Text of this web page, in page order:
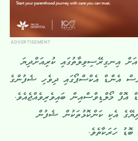
ADVERTISEMENT
މިމަހުގެ 16 އިން 19 އަށް އިނގިރޭސިވިލާތުގައި ކުރިއަށްދިޔަ
އެންޑް އެކްސްޕޯގައި ދިވެހި ޝެފުންގެ
އޮފް މޯލްޑިވްސްއިން ބައިވެރިވެއްޖެއެވެ.
އެކި ކަންކޮޅުތަކުން ޝެފުން
ހަރަކާތެވެ.